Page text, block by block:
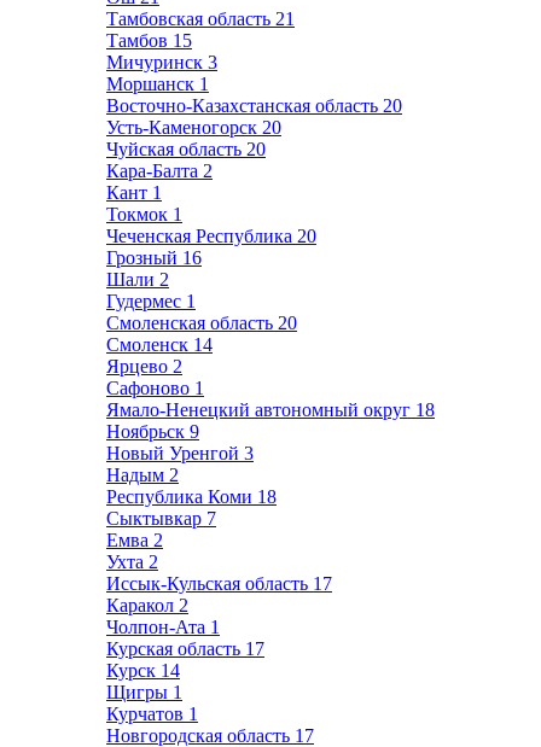
Тамбовская область 21
Тамбов 15
Мичуринск 3
Моршанск 1
Восточно-Казахстанская область 20
Усть-Каменогорск 20
Чуйская область 20
Кара-Балта 2
Кант 1
Токмок 1
Чеченская Республика 20
Грозный 16
Шали 2
Гудермес 1
Смоленская область 20
Смоленск 14
Ярцево 2
Сафоново 1
Ямало-Ненецкий автономный округ 18
Ноябрьск 9
Новый Уренгой 3
Надым 2
Республика Коми 18
Сыктывкар 7
Емва 2
Ухта 2
Иссык-Кульская область 17
Каракол 2
Чолпон-Ата 1
Курская область 17
Курск 14
Щигры 1
Курчатов 1
Новгородская область 17